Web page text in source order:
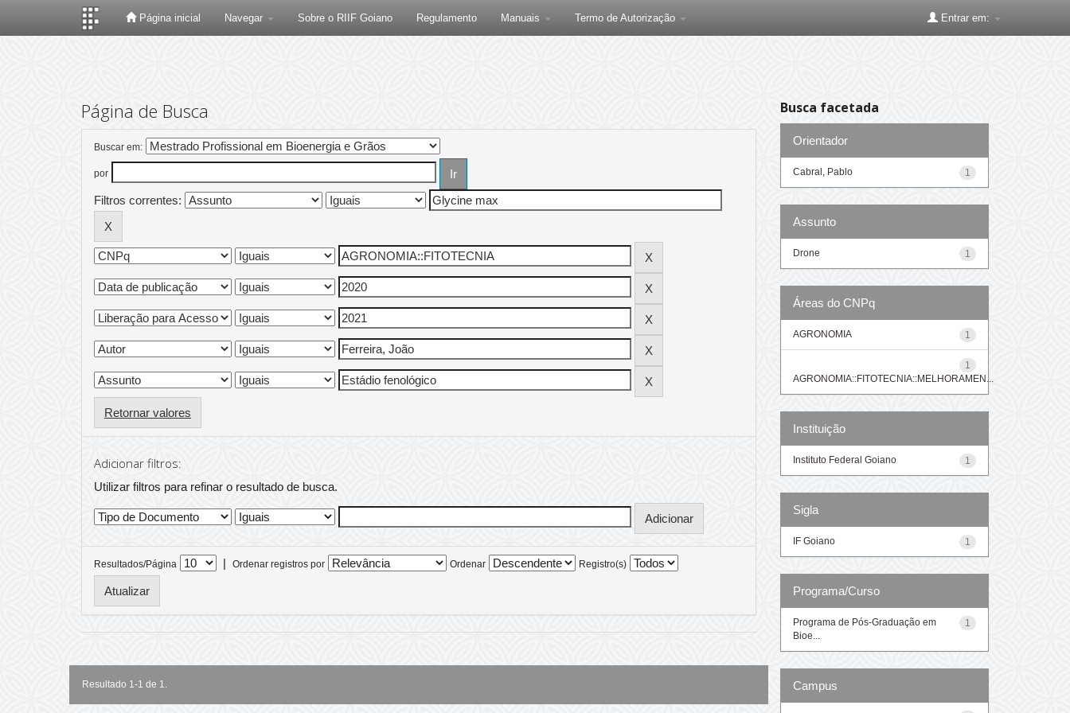
Página inicial Navegar Sobre o RIIF Goiano Regulamento Manuais Termo de Autorização Entrar em:
Página de Busca
Buscar em:
por
Filtros correntes:
Retornar valores
Adicionar filtros:
Utilizar filtros para refinar o resultado de busca.
Resultados/Página | Ordenar registros por Ordenar Registro(s)
Resultado 1-1 de 1.
Busca facetada
Orientador
1
Cabral, Pablo
Assunto
1
Drone
Áreas do CNPq
1
AGRONOMIA
1
AGRONOMIA::FITOTECNIA::MELHORAMEN...
Instituição
1
Instituto Federal Goiano
Sigla
1
IF Goiano
Programa/Curso
1
Programa de Pós-Graduação em
Bioe...
Campus